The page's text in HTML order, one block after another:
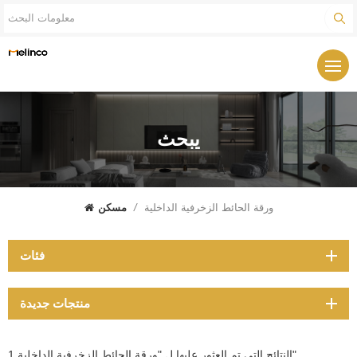
يبحث
مسكن / ورقة الحائط الزخرفية الداخلية
1 النتائج التي تم العثور عليها ل "ورقة الحائط الزخرفية الداخلية"
فئات
منتجات جديدة